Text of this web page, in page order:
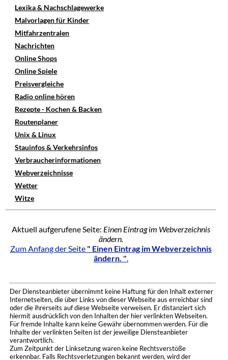
Lexika & Nachschlagewerke
Malvorlagen für Kinder
Mitfahrzentralen
Nachrichten
Online Shops
Online Spiele
Preisvergleiche
Radio online hören
Rezepte - Kochen & Backen
Routenplaner
Unix & Linux
Stauinfos & Verkehrsinfos
Verbraucherinformationen
Webverzeichnisse
Wetter
Witze
Aktuell aufgerufene Seite: Einen Eintrag im Webverzeichnis
ändern.
Zum Anfang der Seite " Einen Eintrag im Webverzeichnis
ändern. ".
Der Diensteanbieter übernimmt keine Haftung für den Inhalt externer
Internetseiten, die über Links von dieser Webseite aus erreichbar sind
oder die ihrerseits auf diese Webseite verweisen. Er distanziert sich
hiermit ausdrücklich von den Inhalten der hier verlinkten Webseiten.
Für fremde Inhalte kann keine Gewähr übernommen werden. Für die
Inhalte der verlinkten Seiten ist der jeweilige Diensteanbieter
verantwortlich.
Zum Zeitpunkt der Linksetzung waren keine Rechtsverstöße
erkennbar. Falls Rechtsverletzungen bekannt werden, wird der